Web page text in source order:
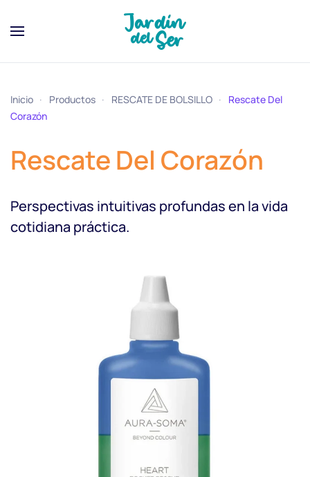
Inicio Productos RESCATE DE BOLSILLO
Rescate Del
Corazón
Rescate Del Corazón
Perspectivas intuitivas profundas en la vida
cotidiana práctica.